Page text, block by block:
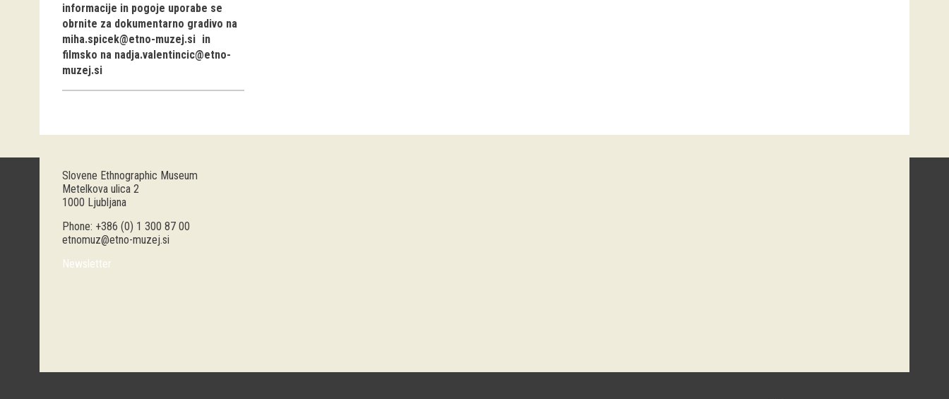
informacije in pogoje uporabe se
obrnite za dokumentarno gradivo na
miha.spicek@etno-muzej.si in
filmsko na nadja.valentincic@etno-
muzej.si
Slovene Ethnographic Museum
Metelkova ulica 2
1000 Ljubljana
Phone: +386 (0) 1 300 87 00
etnomuz@etno-muzej.si
Newsletter